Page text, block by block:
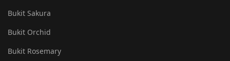
Bukit Sakura
Bukit Orchid
Bukit Rosemary